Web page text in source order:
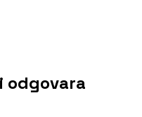
odgovara